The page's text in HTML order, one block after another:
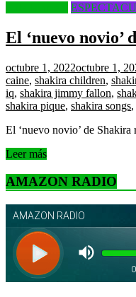
El ‘nuevo novio’
octubre 1, 2022octubre 1,
caine, shakira children,
iq, shakira jimmy fallon,
shakira pique, shakira songs,
El ‘nuevo novio’ de
Leer más
AMAZON RADIO